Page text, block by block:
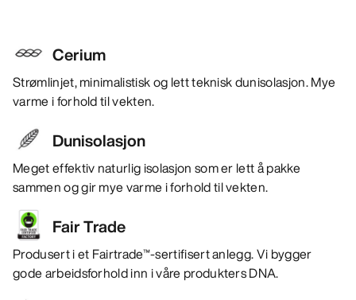
Cerium
Strømlinjet, minimalistisk og lett teknisk dunisolasjon. Mye
varme i forhold til vekten.
Dunisolasjon
Meget effektiv naturlig isolasjon som er lett å pakke
sammen og gir mye varme i forhold til vekten.
Fair Trade
Produsert i et Fairtrade™-sertifisert anlegg. Vi bygger
gode arbeidsforhold inn i våre produkters DNA.